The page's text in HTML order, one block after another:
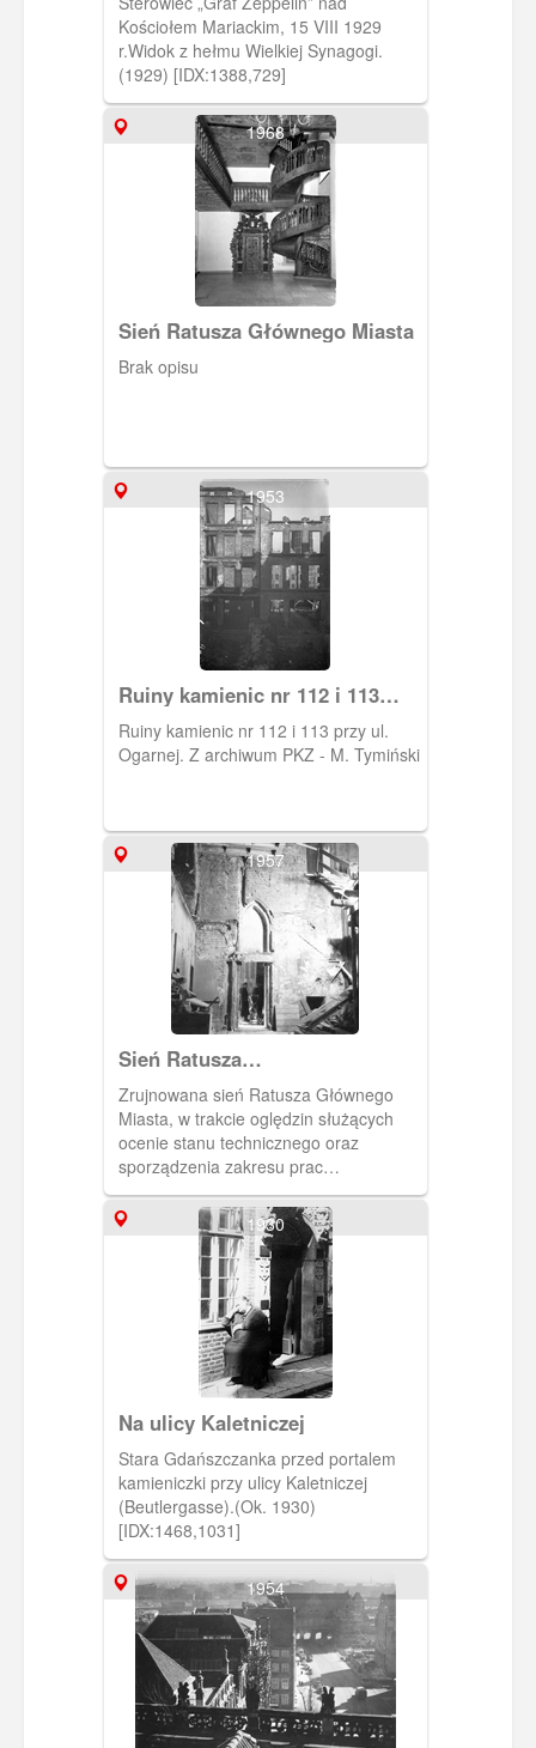
Kościołem Mariackim, 15 VIII 1929
r.Widok z hełmu Wielkiej Synagogi.
(1929) [IDX:1388,729]
1968
Sień Ratusza Głównego Miasta
Brak opisu
1953
Ruiny kamienic nr 112 i 113
przy ul. Ogarnej
Ruiny kamienic nr 112 i 113 przy ul.
Ogarnej. Z archiwum PKZ - M. Tymiński
1957
Sień Ratusza
Głównomiejskiego
Zrujnowana sień Ratusza Głównego
Miasta, w trakcie oględzin służących
ocenie stanu technicznego oraz
sporządzenia zakresu prac
rekonstrukcyjnych.
1930
Na ulicy Kaletniczej
Stara Gdańszczanka przed portalem
kamieniczki przy ulicy Kaletniczej
(Beutlergasse).(Ok. 1930)
[IDX:1468,1031]
1954